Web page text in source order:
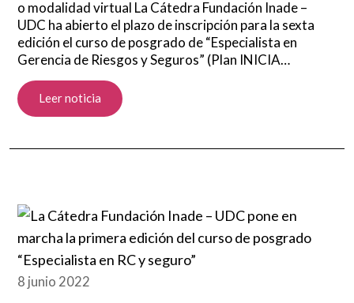
o modalidad virtual La Cátedra Fundación Inade –
UDC ha abierto el plazo de inscripción para la sexta
edición el curso de posgrado de “Especialista en
Gerencia de Riesgos y Seguros” (Plan INICIA…
Leer noticia
8 junio 2022